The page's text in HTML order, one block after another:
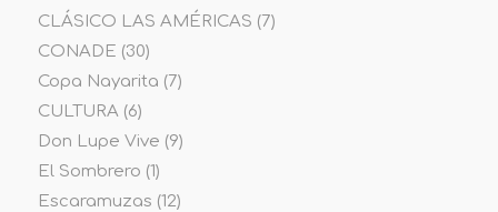
CLÁSICO LAS AMÉRICAS (7)
CONADE (30)
Copa Nayarita (7)
CULTURA(6)
Don Lupe Vive (9)
El Sombrero (1)
Escaramuzas (12)